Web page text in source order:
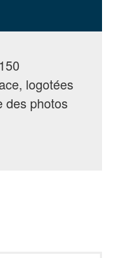
logotées
des photos